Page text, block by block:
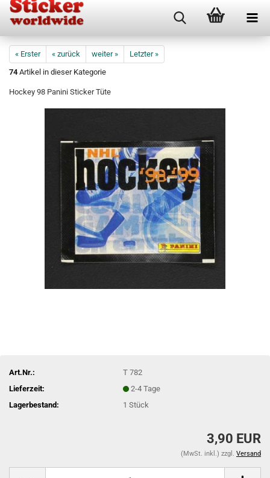
« Erster « zurück weiter »
Letzter »
74Artikel in dieser Kategorie
Hockey 98 Panini Sticker Tüte
Art.Nr.:
T 782
Lieferzeit:
2-4 Tage
Lagerbestand:
1Stück
3,90 EUR
(MwSt. inkl.) zzgl. Versand